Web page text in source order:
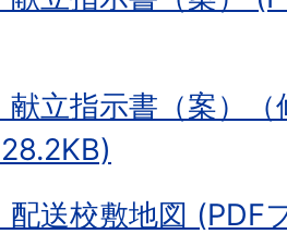
献立指示書（案）
配送校敷地図 (PDF